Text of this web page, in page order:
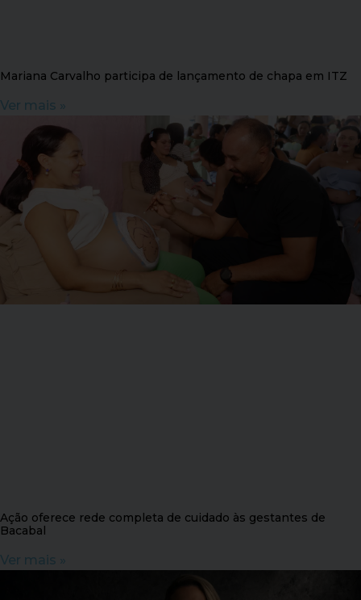
Mariana Carvalho participa de lançamento de chapa em ITZ
Ver mais »
Ação oferece rede completa de cuidado às gestantes de
Bacabal
Ver mais »